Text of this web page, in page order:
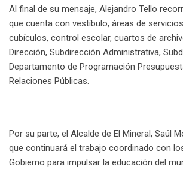
Al final de su mensaje, Alejandro Tello
que cuenta con vestíbulo, áreas de
cubículos, control escolar, cuartos de
Dirección, Subdirección Administrativa,
Departamento de Programación
Relaciones Públicas.
Por su parte, el Alcalde de El Mineral, Saúl
que continuará el trabajo coordinado con
Gobierno para impulsar la educación del